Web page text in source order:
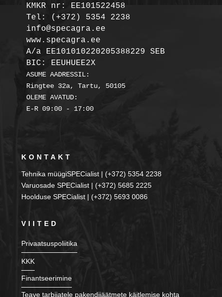
KMKR nr: EE101522458
Tel: (+372) 5354 2238
info@specagra.ee
A/a EE101010220205388229 SEB
BIC: EEUHUEE2X
ASUME AADRESSIL:
Ringtee 32a, Tartu, 50105
OLEME AVATUD:
E-R 09:00 - 17:00
KONTAKT
Tehnika müügiSPECialist | (+372) 5354 2238
Varuosade SPECialist | (+372) 5685 2225
Hoolduse SPECialist | (+372) 5693 0086
VIITED
Privaatsuspoliitika
KKK
Finantseerimine
Teave tarbijatele pakendijäätmete käitlemise kohta